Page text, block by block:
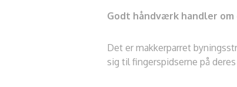
Godt håndværk handler om
Det er makkerparret
sig til fingerspidserne på